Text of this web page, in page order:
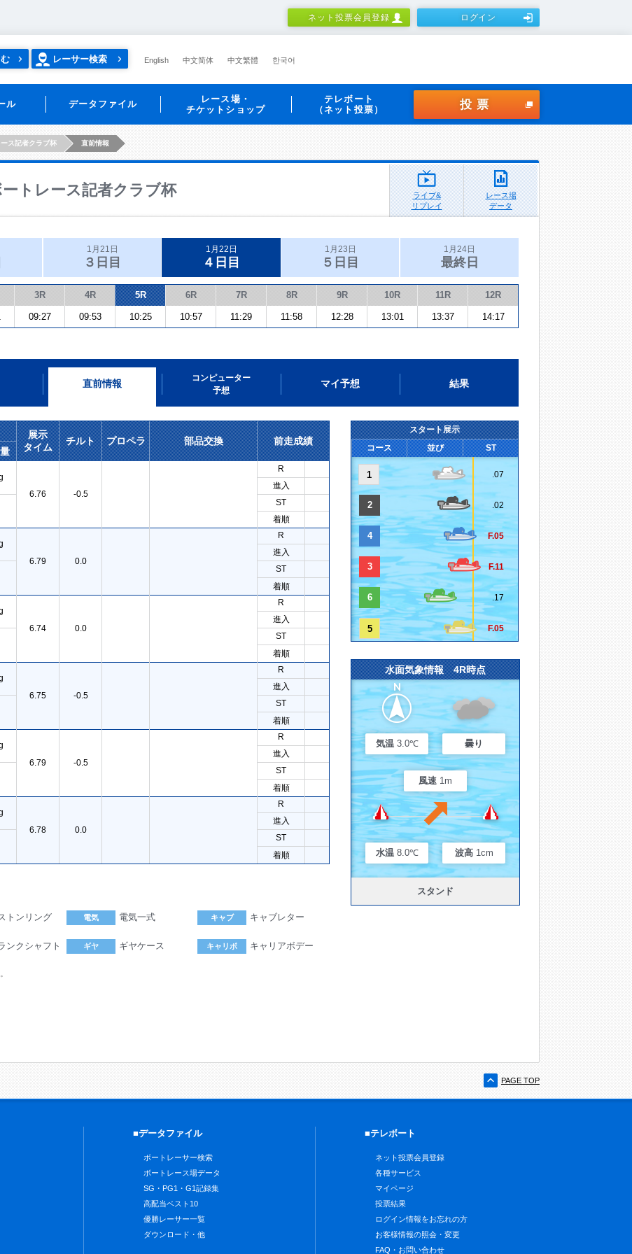
ネット投票会員登録 ログイン
レーサー検索 English 中文简体 中文繁體 한국어
ル データファイル
レース場・
チケットショップ
テレボート
（ネット投票）
投票
ス記者クラブ杯 直前情報
トレース記者クラブ杯
ライブ&
リプレイ
レース場
データ
1月21日
３日目
1月22日
４日目
1月23日
５日目
1月24日
最終日
3R 4R 5R 6R 7R 8R 9R 10R 11R 12R
09:27 09:53 10:25 10:57 11:29 11:58 12:28 13:01 13:37 14:17
直前情報
コンピューター
予想
マイ予想 結果
展示
タイム
チルト プロペラ 部品交換
前走成績
6.76
-0.5
R
進入
ST
着順
6.79
0.0
R
進入
ST
着順
6.74
0.0
R
進入
ST
着順
6.75
-0.5
R
進入
ST
着順
6.79
-0.5
R
進入
ST
着順
6.78
0.0
R
進入
ST
着順
トンリング 電気 電気一式 キャブ キャブレター
ンクシャフト ギヤ ギヤケース キャリボ キャリアボデー
スタート展示
コース
並び ST
1 .07
2 .02
4 F.05
3 F.11
6 .17
5 F.05
水面気象情報 4R時点
気温 3.0℃ 曇り
風速 1m
水温 8.0℃ 波高 1cm
スタンド
PAGE TOP
■データファイル
ボートレーサー検索
ボートレース場データ
SG・PG1・G1記録集
高配当ベスト10
優勝レーサー一覧
ダウンロード・他
■テレボート
ネット投票会員登録
各種サービス
マイページ
投票結果
ログイン情報をお忘れの方
お客様情報の照会・変更
FAQ・お問い合わせ